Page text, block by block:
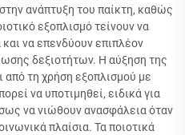
ανάπτυξη του παίκτη, καθώς
εξοπλισμό τείνουν να
να επενδύουν επιπλέον
δεξιοτήτων. Η αύξηση της
τη χρήση εξοπλισμού με
να υποτιμηθεί, ειδικά για
να νιώθουν ανασφάλεια όταν
πλαίσια. Τα ποιοτικά